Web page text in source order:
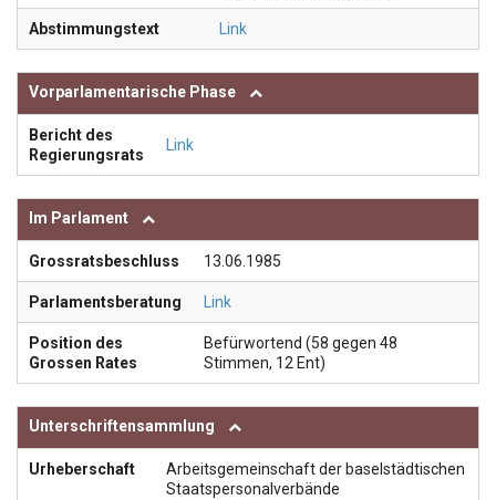
Abstimmungstext Link
Vorparlamentarische Phase
Bericht des
Regierungsrats
Link
Im Parlament
Grossratsbeschluss 13.06.1985
Parlamentsberatung Link
Position des
Grossen Rates
Befürwortend (58 gegen 48
Stimmen, 12 Ent)
Unterschriftensammlung
Urheberschaft
Arbeitsgemeinschaft der baselstädtischen
Staatspersonalverbände